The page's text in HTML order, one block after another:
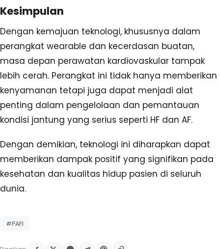
Kesimpulan
Dengan kemajuan teknologi, khususnya dalam
perangkat wearable dan kecerdasan buatan,
masa depan perawatan kardiovaskular tampak
lebih cerah. Perangkat ini tidak hanya memberikan
kenyamanan tetapi juga dapat menjadi alat
penting dalam pengelolaan dan pemantauan
kondisi jantung yang serius seperti HF dan AF.
Dengan demikian, teknologi ini diharapkan dapat
memberikan dampak positif yang signifikan pada
kesehatan dan kualitas hidup pasien di seluruh
dunia.
#PAFI